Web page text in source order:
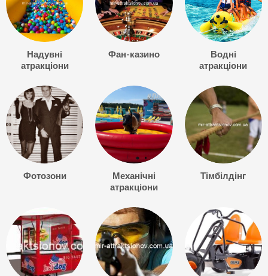
Надувні
атракціони
Фан-казино
Водні
атракціони
Фотозони
Механічні
атракціони
Тімбілдінг